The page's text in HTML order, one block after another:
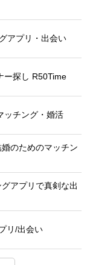
アプリ・出会い
ー探し R50Time
ッチング・婚活
のためのマッチン
アプリで真剣な出
リ/出会い